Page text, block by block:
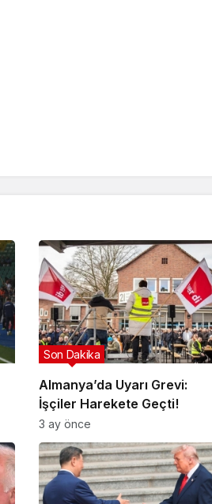
Almanya’da Uyarı Grevi:
İşçiler Harekete Geçti!
Son Dakika
3 ay önce